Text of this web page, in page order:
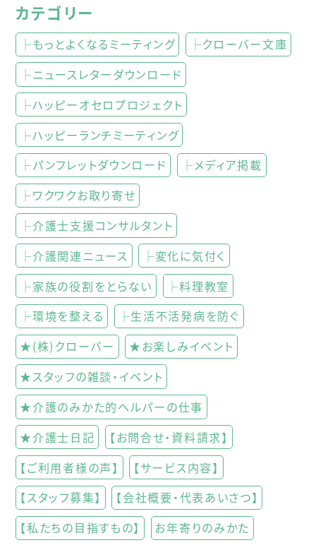
カテゴリー
├もっとよくなるミーティング
├クローバー文庫
├ニュースレターダウンロード
├ハッピーオセロプロジェクト
├ハッピーランチミーティング
├パンフレットダウンロード
├メディア掲載
├ワクワクお取り寄せ
├介護士支援コンサルタント
├介護関連ニュース
├変化に気付く
├家族の役割をとらない
├料理教室
├環境を整える
├生活不活発病を防ぐ
★(株)クローバー
★お楽しみイベント
★スタッフの雑談・イベント
★介護のみかた的ヘルパーの仕事
★介護士日記
【お問合せ・資料請求】
【ご利用者様の声】
【サービス内容】
【スタッフ募集】
【会社概要・代表あいさつ】
【私たちの目指すもの】
お年寄りのみかた